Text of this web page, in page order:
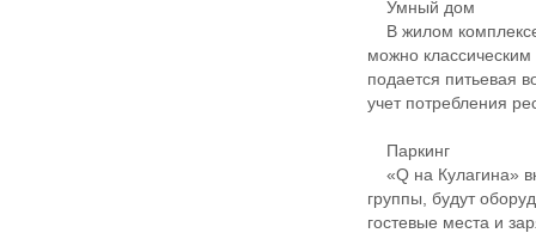
Умный дом
В жилом комплексе
можно
подается питьевая
учет потребления
Паркинг
«Q на Кулагина»
группы, будут
гостевые места и